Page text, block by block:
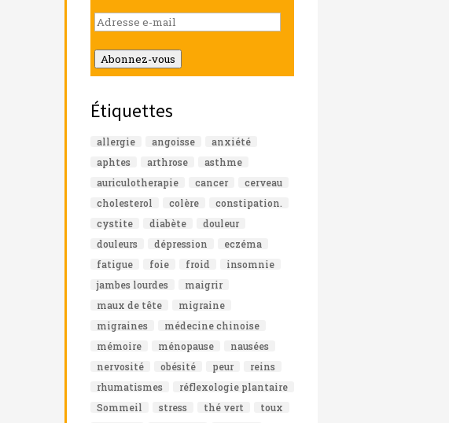
Adresse
e-
mail
Abonnez-vous
Étiquettes
allergie angoisse
anxiété
aphtes
arthrose
asthme
auriculotherapie
cancer
cerveau
cholesterol
colère
constipation.
cystite
diabète
douleur
douleurs
dépression
eczéma
fatigue
foie froid
insomnie
jambes lourdes
maigrir
maux de tête
migraine
migraines
médecine chinoise
mémoire
ménopause
nausées
nervosité
obésité peur
reins
rhumatismes
réflexologie plantaire
Sommeil
stress thé vert
toux